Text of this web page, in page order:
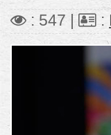
: 547 | :